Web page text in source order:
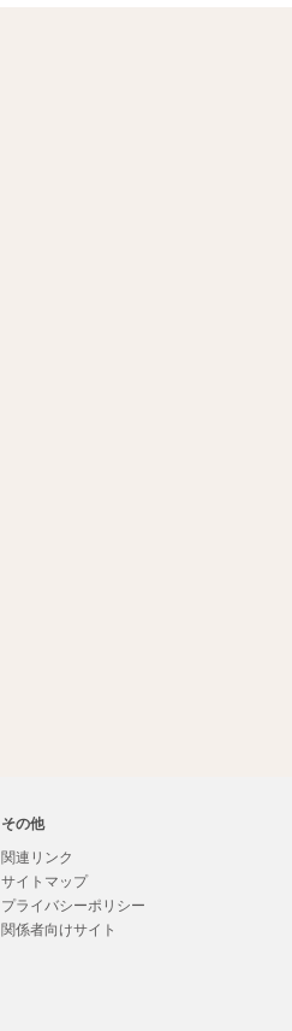
その他
関連リンク
サイトマップ
プライバシーポリシー
関係者向けサイト